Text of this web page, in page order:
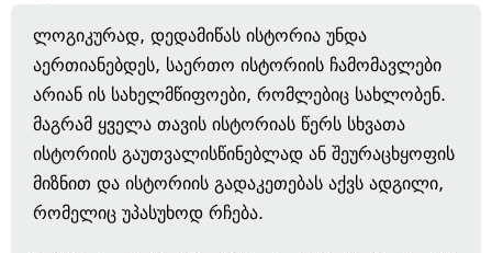
ლოგიკურად, დედამიწას ისტორია უნდა
აერთიანებდეს, საერთო ისტორიის ჩამომავლები
არიან ის სახელმწიფოები, რომლებიც სახლობენ.
მაგრამ ყველა თავის ისტორიას წერს სხვათა
ისტორიის გაუთვალისწინებლად ან შეურაცხყოფის
მიზნით და ისტორიის გადაკეთებას აქვს ადგილი,
რომელიც უპასუხოდ რჩება.